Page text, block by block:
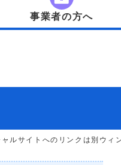
事業者の方へ
ャルサイトへのリンクは別ウィ